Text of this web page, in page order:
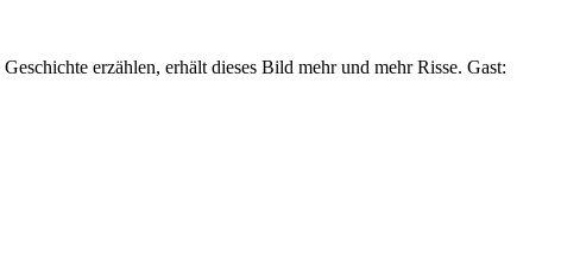
erzählen, erhält dieses Bild mehr und mehr Risse. Gast: